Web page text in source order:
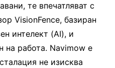
те впечатляват с
VisionFence, базиран
интелект (AI), и
на работа. Navimow е
не изисква